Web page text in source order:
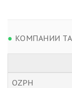
● КОМПАНИИ
OZPH